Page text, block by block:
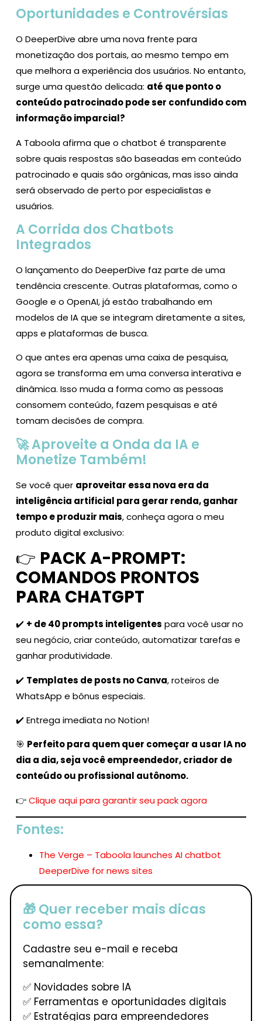
Oportunidades e Controvérsias
O DeeperDive abre uma nova frente para
monetização dos portais, ao mesmo tempo em
que melhora a experiência dos usuários. No entanto,
surge uma questão delicada: até que ponto o
conteúdo patrocinado pode ser confundido com
informação imparcial?
A Taboola afirma que o chatbot é transparente
sobre quais respostas são baseadas em conteúdo
patrocinado e quais são orgânicas, mas isso ainda
será observado de perto por especialistas e
usuários.
A Corrida dos Chatbots
Integrados
O lançamento do DeeperDive faz parte de uma
tendência crescente. Outras plataformas, como o
Google e o OpenAI, já estão trabalhando em
modelos de IA que se integram diretamente a sites,
apps e plataformas de busca.
O que antes era apenas uma caixa de pesquisa,
agora se transforma em uma conversa interativa e
dinâmica. Isso muda a forma como as pessoas
consomem conteúdo, fazem pesquisas e até
tomam decisões de compra.
🚀 Aproveite a Onda da IA e
Monetize Também!
Se você quer aproveitar essa nova era da
inteligência artificial para gerar renda, ganhar
tempo e produzir mais, conheça agora o meu
produto digital exclusivo:
👉 PACK A-PROMPT:
COMANDOS PRONTOS
PARA CHATGPT
✔️ + de 40 prompts inteligentes para você usar no
seu negócio, criar conteúdo, automatizar tarefas e
ganhar produtividade.
✔️ Templates de posts no Canva, roteiros de
WhatsApp e bônus especiais.
✔️ Entrega imediata no Notion!
🎯 Perfeito para quem quer começar a usar IA no
dia a dia, seja você empreendedor, criador de
conteúdo ou profissional autônomo.
👉Clique aqui para garantir seu pack agora
Fontes:
The Verge – Taboola launches AI chatbot
DeeperDive for news sites
🎁 Quer receber mais dicas
como essa?
Cadastre seu e-mail e receba
semanalmente:
✅ Novidades sobre IA
✅ Ferramentas e oportunidades digitais
✅ Estratégias para empreendedores